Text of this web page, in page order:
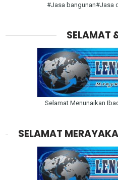
#Jasa bangunan#Jasa
SELAMAT
Selamat Menunaikan
SELAMAT